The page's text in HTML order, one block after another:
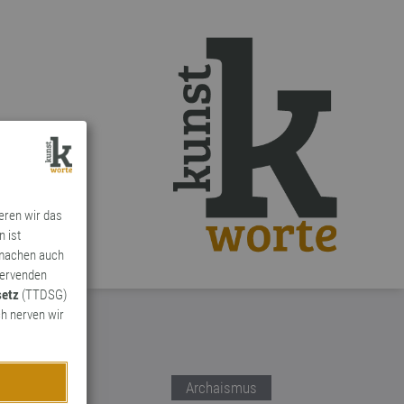
wir das
ist
auch
(TTDSG)
nerven wir
Archaismus